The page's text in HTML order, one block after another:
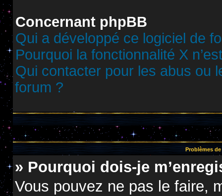
Concernant phpBB
Qui a développé ce logiciel de
Pourquoi la fonctionnalité X
Qui contacter pour les abus ou
forum ?
Problèmes
» Pourquoi dois-je
Vous pouvez ne pas le faire,